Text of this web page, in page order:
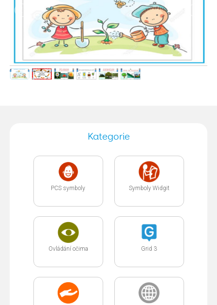
Kategorie
PCS symboly Symboly Widgit
Ovládání očima Grid 3